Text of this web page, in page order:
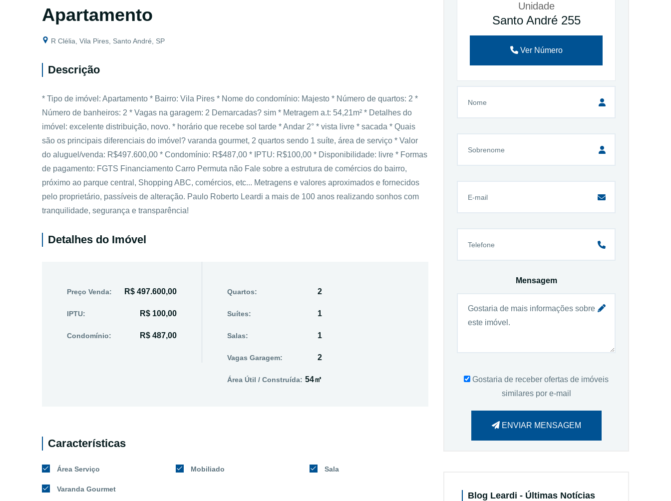
Apartamento
R Clélia, Vila Pires, Santo André, SP
Descrição
* Tipo de imóvel: Apartamento * Bairro: Vila Pires * Nome do condomínio: Majesto * Número de quartos: 2 *
Número de banheiros: 2 * Vagas na garagem: 2 Demarcadas? sim * Metragem a.t: 54,21m² * Detalhes do
imóvel: excelente distribuição, novo. * horário que recebe sol tarde * Andar 2° * vista livre * sacada * Quais
são os principais diferenciais do imóvel? varanda gourmet, 2 quartos sendo 1 suíte, área de serviço * Valor
do aluguel/venda: R$497.600,00 * Condomínio: R$487,00 * IPTU: R$100,00 * Disponibilidade: livre * Formas
de pagamento: FGTS Financiamento Carro Permuta não Fale sobre a estrutura de comércios do bairro,
próximo ao parque central, Shopping ABC, comércios, etc... Metragens e valores aproximados e fornecidos
pelo proprietário, passíveis de alteração. Paulo Roberto Leardi a mais de 100 anos realizando sonhos com
tranquilidade, segurança e transparência!
Detalhes do Imóvel
Preço Venda: R$ 497.600,00
IPTU: R$ 100,00
Condomínio: R$ 487,00
Quartos: 2
Suítes: 1
Salas: 1
Vagas Garagem: 2
Área Útil / Construída: 54㎡
Características
Área Serviço Mobiliado Sala
Varanda Gourmet
Unidade
Santo André 255
Ver Número
Mensagem
Gostaria de receber ofertas de imóveis
similares por e-mail
ENVIAR MENSAGEM
Blog Leardi - Últimas Notícias